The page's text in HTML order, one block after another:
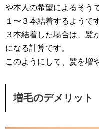
や本人の希望によるそう
１〜３本結着するようで
３本結着した場合は、髪
になる計算です。
このようにして、髪を増
増毛のデメリット